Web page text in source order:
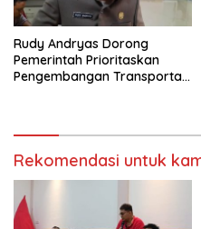
Rudy Andryas Dorong
Pemerintah Prioritaskan
Pengembangan Transportasi
Rekomendasi untuk